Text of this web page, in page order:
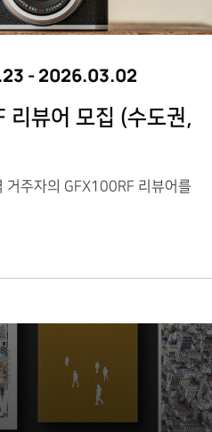
-2026.03.02
뷰어 모집 (수도권,
거주자의 GFX100RF 리뷰어를